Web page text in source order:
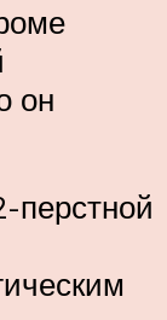
он
перстной